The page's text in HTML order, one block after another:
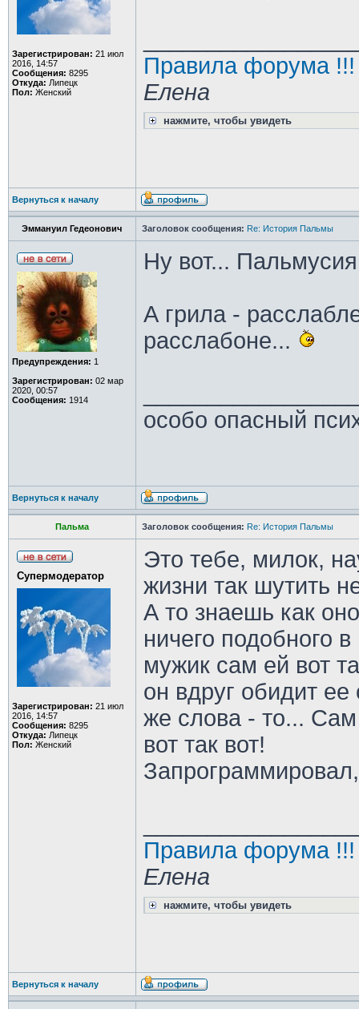
Зарегистрирован: 21 июл
2016, 14:57
Сообщения: 8295
Откуда: Липецк
Пол: Женский
Правила форума !!!
Елена
нажмите, чтобы увидеть
Вернуться к началу
Эммануил Гедеонович Заголовок сообщения: Re: История Пальмы
Предупреждения: 1
Зарегистрирован: 02 мар
2020, 00:57
Сообщения: 1914
Ну вот...
А грила -
расслабоне...
особо опасный
Вернуться к началу
Пальма Заголовок сообщения: Re: История Пальмы
Супермодератор
Зарегистрирован: 21 июл
2016, 14:57
Сообщения: 8295
Откуда: Липецк
Пол: Женский
Это тебе, милок,
жизни так шутить
А то знаешь как
ничего подобного
мужик сам ей вот
он вдруг обидит
же слова - то...
вот так вот!
Правила форума !!!
Елена
нажмите, чтобы увидеть
Вернуться к началу